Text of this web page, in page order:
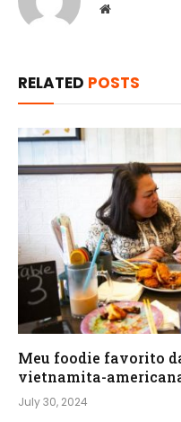
Website
RELATED POSTS
Meu foodie favorito
vietnamita-
July 30, 2024